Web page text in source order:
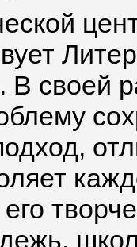
В своей